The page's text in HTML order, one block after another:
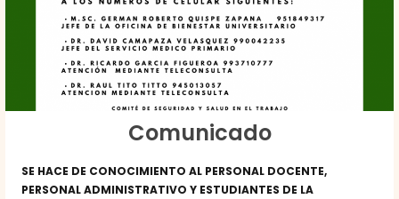
Comunicado
SE HACE DE CONOCIMIENTO AL PERSONAL DOCENTE,
PERSONAL ADMINISTRATIVO Y ESTUDIANTES DE LA